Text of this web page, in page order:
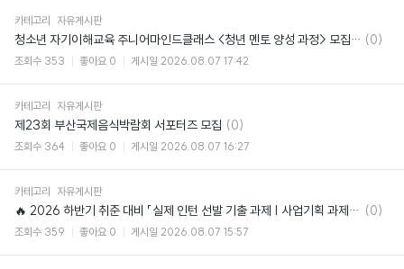
카테고리 자유게시판
청소년 자기이해교육 주니어마인드클래스 <청년 멘토 양성 과정> 모집 (~8/19) 댓
(0)
조회수 353 좋아요 0 게시일 2026.08.07 17:42
카테고리 자유게시판
제23회 부산국제음식박람회 서포터즈 모집 댓
글
(0)
조회수 364 좋아요 0 게시일 2026.08.07 16:27
카테고리 자유게시판
🔥 2026 하반기 취준 대비 「실제 인턴 선발 기출 과제 | 사업기획 과제 모의고사 댓
(0)
조회수 359 좋아요 0 게시일 2026.08.07 15:57